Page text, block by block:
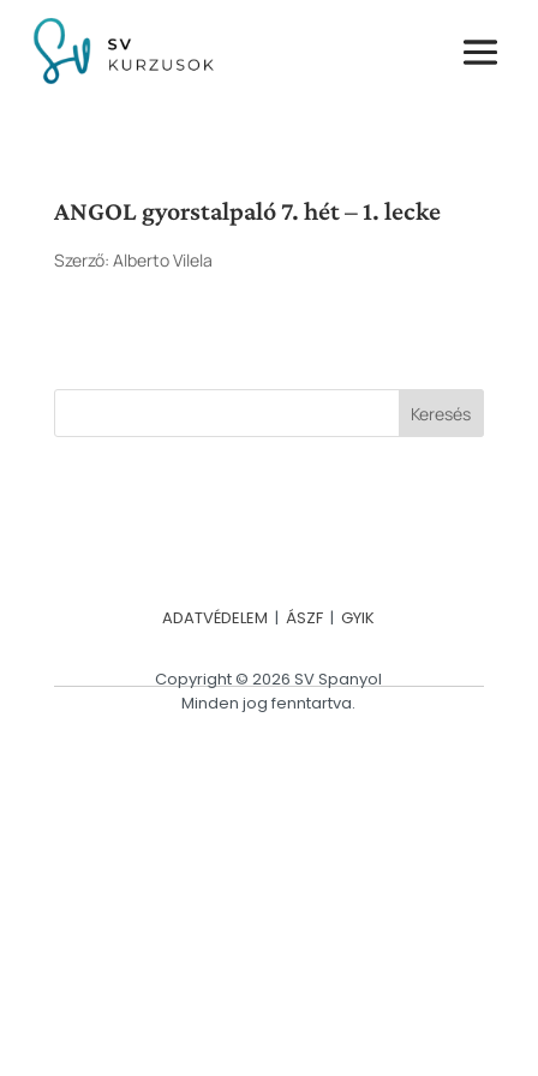
ANGOL gyorstalpaló 7. hét – 1. lecke
Szerző: Alberto Vilela
Keresés
ADATVÉDELEM | ÁSZF |GYIK
Copyright © 2026 SV Spanyol
Minden jog fenntartva.